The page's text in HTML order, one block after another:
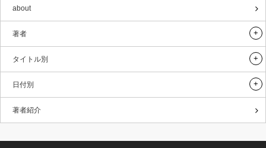
about
著者
タイトル別
日付別
著者紹介